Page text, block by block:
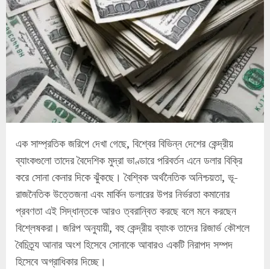
এক সাম্প্রতিক জরিপে দেখা গেছে, বিশ্বের বিভিন্ন দেশের কেন্দ্রীয়
ব্যাংকগুলো তাদের বৈদেশিক মুদ্রা ভাণ্ডারে পরিবর্তন এনে ডলার বিক্রি
করে সোনা কেনার দিকে ঝুঁকছে। বৈশ্বিক অর্থনৈতিক অনিশ্চয়তা, ভূ-
রাজনৈতিক উত্তেজনা এবং মার্কিন ডলারের উপর নির্ভরতা কমানোর
প্রবণতা এই সিদ্ধান্তকে আরও ত্বরান্বিত করছে বলে মনে করছেন
বিশ্লেষকরা। জরিপ অনুযায়ী, বহু কেন্দ্রীয় ব্যাংক তাদের রিজার্ভ কৌশলে
বৈচিত্র্য আনার অংশ হিসেবে সোনাকে আবারও একটি নিরাপদ সম্পদ
হিসেবে অগ্রাধিকার দিচ্ছে।